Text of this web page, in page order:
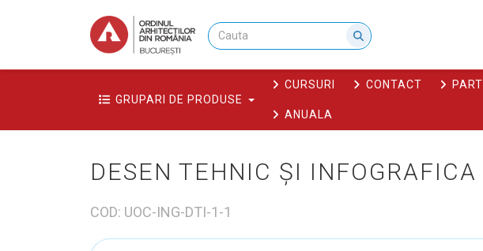
GRUPARI DE PRODUSE
CURSURI CONTACT
ANUALA
DESEN TEHNIC ȘI
COD: UOC-ING-DTI-1-1